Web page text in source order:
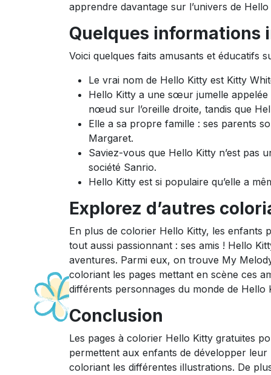
apprendre davantage sur l’univers de Hello
Quelques informations
Voici quelques faits amusants et éducatifs
Le vrai nom de Hello Kitty est Kitty
Hello Kitty a une sœur jumelle
nœud sur l’oreille droite, tandis que
Elle a sa propre famille : ses parents
Margaret.
Saviez-vous que Hello Kitty n’est pas
société Sanrio.
Hello Kitty est si populaire qu’elle a
Explorez d’autres
En plus de colorier Hello Kitty, les enfants
tout aussi passionnant : ses amis ! Hello
aventures. Parmi eux, on trouve My
coloriant les pages mettant en scène ces
différents personnages du monde de Hello
Conclusion
Les pages à colorier Hello Kitty gratuites
permettent aux enfants de développer
coloriant les différentes illustrations. De